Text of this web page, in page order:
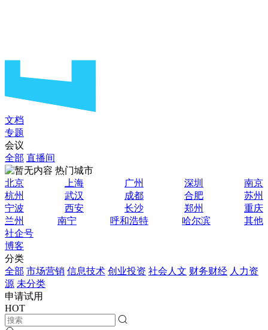
文档
专题
会议
全部 直播间
热门城市
北京
上海 广州 深圳
南京
杭州
武汉 成都 合肥
苏州
宁波
西安 长沙 郑州
重庆
兰州
南宁 呼和浩特 哈尔滨
其他
社企号
博客
分类
全部 市场营销 信息技术 创业投资 社会人文 财务财经 人力资
源 未分类
申请试用
HOT